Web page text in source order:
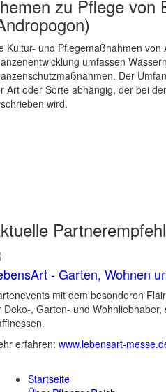
zu Pflege von
Kultur- und Pflegemaßnahmen
umfassen
Der
Art oder Sorte abhängig, der bei
wird.
- Garten, Wohnen
mit dem besonderen
Deko-, Garten- und
erfahren: www.lebensart-
Startseite